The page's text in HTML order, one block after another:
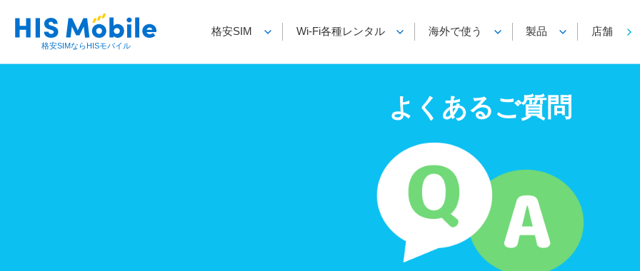
格安SIMならHISモバイル
格安SIM Wi-Fi各種レンタル 海外で使う 製品 店舗
よくあるご質問